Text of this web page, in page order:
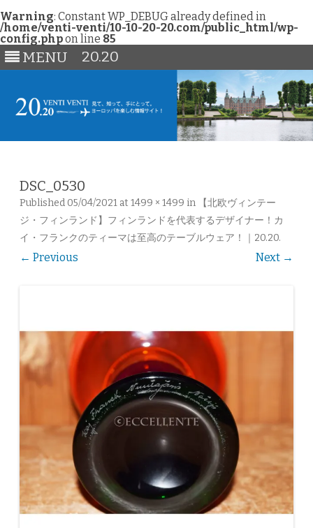
Warning: Constant WP_DEBUG already defined in
/home/venti-venti/10-10-20-20.com/public_html/wp-
config.phpon line 85
MENU 20.20
DSC_0530
Published 05/04/2021 at 1499 × 1499 in
【北欧ヴィンテー
ジ・フィンランド】フィンランドを代表するデザイナー！カ
イ・フランクのティーマは至高のテーブルウェア！｜20.20.
← Previous Next →